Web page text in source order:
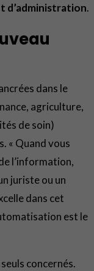
d’administration.
dans le
agriculture,
de soin)
« Quand vous
l’information,
juriste ou un
dans cet
est le
concernés.